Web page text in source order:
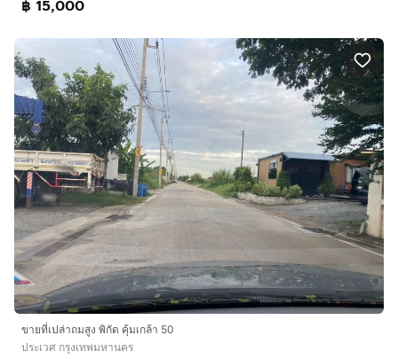
฿ 15,000
ขายที่เปล่าถมสูง พิกัด คุ้มเกล้า 50
ประเวศ กรุงเทพมหานคร